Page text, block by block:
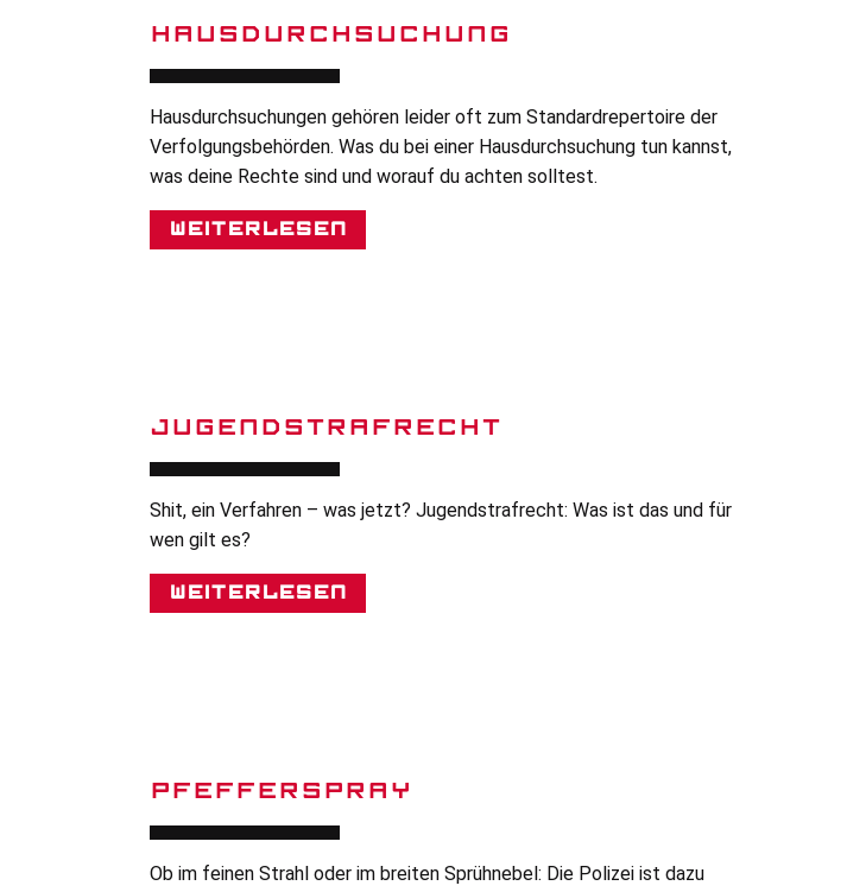
HAUSDURCHSUCHUNG
Hausdurchsuchungen gehören leider oft zum Standardrepertoire der
Verfolgungsbehörden. Was du bei einer Hausdurchsuchung tun kannst,
was deine Rechte sind und worauf du achten solltest.
Weiterlesen
JUGENDSTRAFRECHT
Shit, ein Verfahren – was jetzt? Jugendstrafrecht: Was ist das und für
wen gilt es?
Weiterlesen
PFEFFERSPRAY
Ob im feinen Strahl oder im breiten Sprühnebel: Die Polizei ist dazu